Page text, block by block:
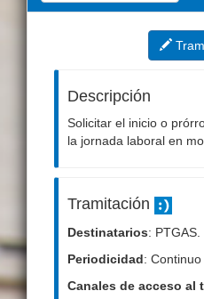
Descripción
Solicitar el inicio o
la jornada laboral en
Tramitación
Destinatarios: PTGAS.
Periodicidad: Continuo
Canales de acceso al